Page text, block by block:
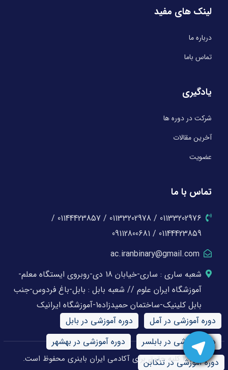
لینک های مفید
درباره ما
تماس باما
یادگیری
شرکت در دوره ها
آخرین مقالات
عضویت
تماس با ما
01133202976 / 01133202978 / 01144423857 /
01144423859 / 09112800681
ac.iranbinary@gmail.com
شعبه ساری : ساری-خیابان 18 دی-روبروی ایستگاه معلم-
آموزشگاه ایران علوم // شعبه بابل : بابل-باغ فردوس-جنب
بابل کلینیک-ساختمان حمیدزاده1-آموزشگاه ایرانیک
دوره آموزشی در آمل
دوره آموزشی در بابل
دوره آموزشی در بابلسر
دوره آموزشی در بهشهر
دوره آموزشی در تنکابن
© 2026 کلیه حقوق برای آکادمی ایران باینری محفوظ است.